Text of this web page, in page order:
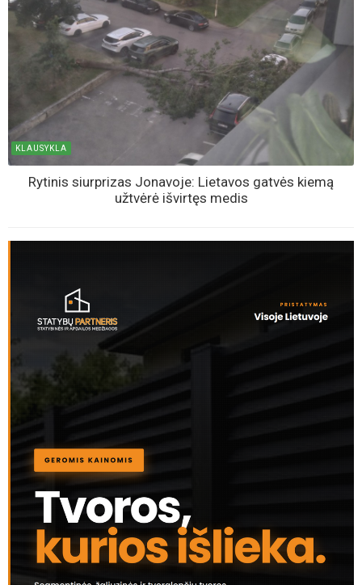
KLAUSYKLA
Rytinis siurprizas Jonavoje: Lietavos gatvės kiemą
užtvėrė išvirtęs medis